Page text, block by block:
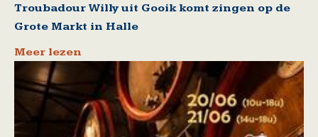
Troubadour Willy uit Gooik komt zingen op de
Grote Markt in Halle
Meer lezen